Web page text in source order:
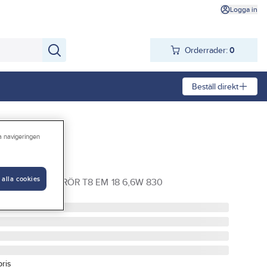
Logga in
Orderrader: 0
Beställ direkt
Osram
830 LEDLYSRÖR T8 EM 18 6,6W 830
navigeringen
alla cookies